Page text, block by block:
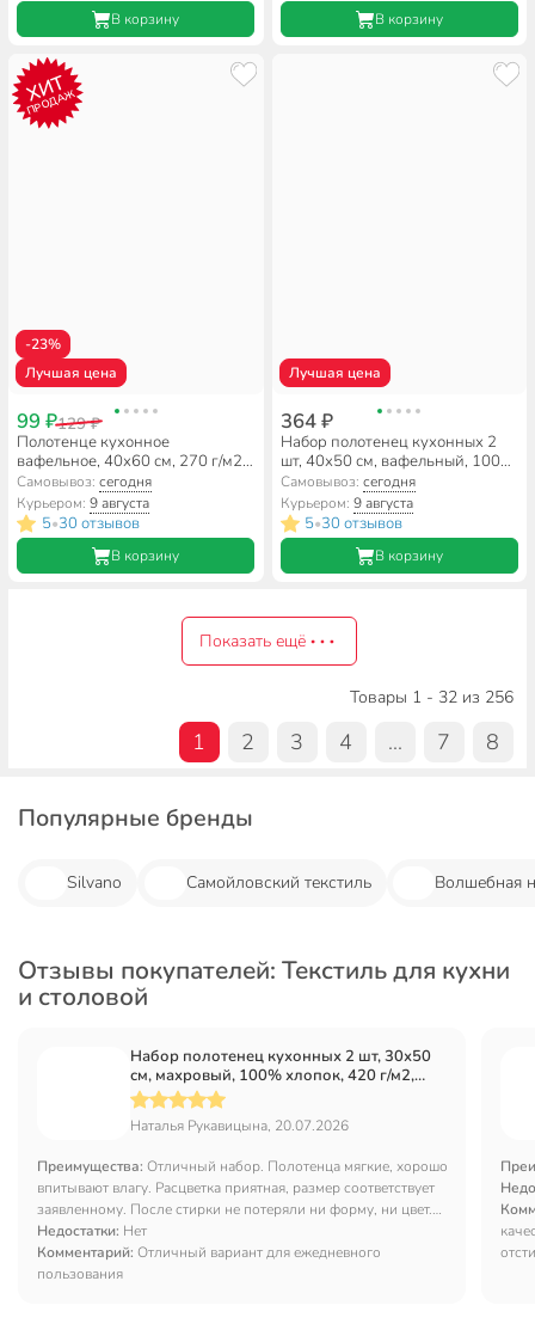
В корзину В корзину
ХИТ
ПРОДАЖ
-23%
Лучшая цена
99 ₽129 ₽
Полотенце кухонное
вафельное, 40х60 см, 270 г/м2,
100% хлопок, Silvano, Эльза,
бежевое, Узбекистан
Самовывоз:сегодня
Курьером:9 августа
5•30 отзывов
В корзину
Лучшая цена
364 ₽
Набор полотенец кухонных 2
шт, 40х50 см, вафельный, 100%
хлопок, 300 г/м2, Silvano, Лея,
светло-серый, серый,
Узбекистан
Самовывоз: сегодня
Курьером: 9 августа
5•30 отзывов
В корзину
Показать ещё
Товары 1 - 32 из 256
1 2 3 4 ... 7 8
Популярные бренды
Silvano Самойловский текстиль Волшебная
Отзывы покупателей: Текстиль для кухни
и столовой
Набор полотенец кухонных 2 шт, 30х50
см, махровый, 100% хлопок, 420 г/м2,
Barkas, Розы, темно-синий, Узбекистан
Наталья Рукавицына, 20.07.2026
Преимущества: Отличный набор. Полотенца мягкие, хорошо
впитывают влагу. Расцветка приятная, размер соответствует
заявленному. После стирки не потеряли ни форму, ни цвет.
Цена набора очень привлекательная.
Недостатки: Нет
Комментарий: Отличный вариант для ежедневного
пользования